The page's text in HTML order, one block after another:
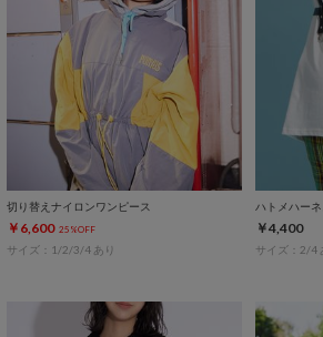
切り替えナイロンワンピース
￥6,600 25%OFF
サイズ：1/2/3/4 あり
ハトメハー
￥4,400
サイズ：2/4